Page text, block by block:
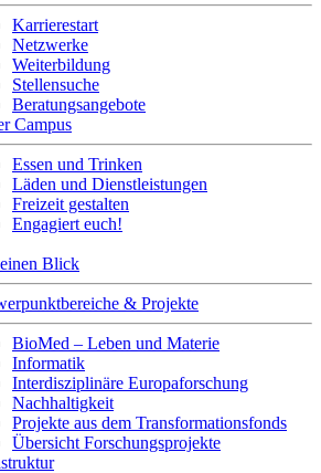
Karrierestart
Netzwerke
Weiterbildung
Stellensuche
Beratungsangebote
Campus
Essen und Trinken
Läden und Dienstleistungen
Freizeit gestalten
Engagiert euch!
Blick
& Projekte
BioMed – Leben und Materie
Informatik
Interdisziplinäre Europaforschung
Nachhaltigkeit
Projekte aus dem Transformationsfonds
Übersicht Forschungsprojekte